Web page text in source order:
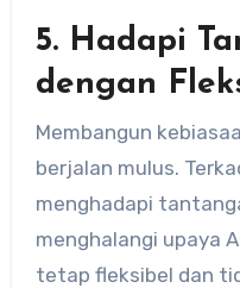
5. Hadapi
dengan
Membangun
berjalan mulus.
menghadapi
menghalangi upaya
tetap fleksibel dan